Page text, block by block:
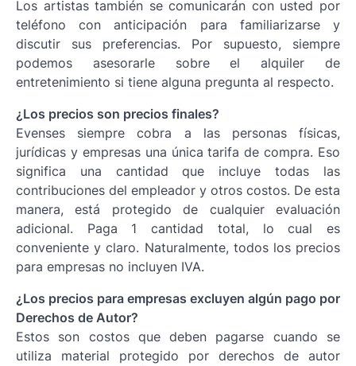
Los artistas también se comunicarán con usted por
teléfono con anticipación para familiarizarse y
discutir sus preferencias. Por supuesto, siempre
podemos asesorarle sobre el alquiler de
entretenimiento si tiene alguna pregunta al respecto.
¿Los precios son precios finales?
Evenses siempre cobra a las personas físicas,
jurídicas y empresas una única tarifa de compra. Eso
significa una cantidad que incluye todas las
contribuciones del empleador y otros costos. De esta
manera, está protegido de cualquier evaluación
adicional. Paga 1 cantidad total, lo cual es
conveniente y claro. Naturalmente, todos los precios
para empresas no incluyen IVA.
¿Los precios para empresas excluyen algún pago por
Derechos de Autor?
Estos son costos que deben pagarse cuando se
utiliza material protegido por derechos de autor